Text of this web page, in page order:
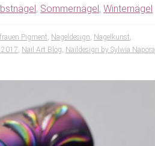
, Sommernägel, Winternägel
Pigment, Nageldesign, Nagelkunst,
2017, Nail Art Blog, Naildesign by Sylwia Napora